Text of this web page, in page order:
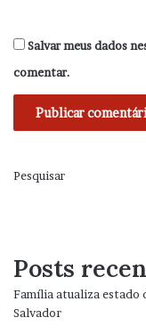
Salvar meus dados
comentar.
Pesquisar
Posts
Família atualiza estado
Salvador